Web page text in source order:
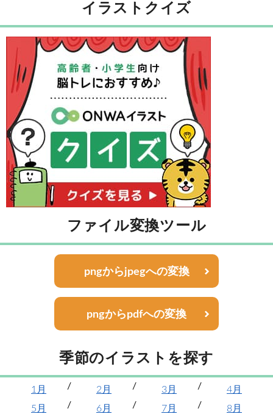
イラストクイズ
ファイル変換ツール
pngからjpegへの変換
pngからpdfへの変換
季節のイラストを探す
1月 2月 3月
4月
5月
6月 7月
8月